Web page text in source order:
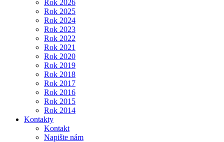
Rok 2026
Rok 2025
Rok 2024
Rok 2023
Rok 2022
Rok 2021
Rok 2020
Rok 2019
Rok 2018
Rok 2017
Rok 2016
Rok 2015
Rok 2014
Kontakty
Kontakt
Napište nám